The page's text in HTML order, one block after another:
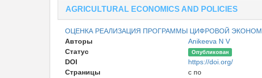
AGRICULTURAL ECONOMICS AND POLICIES
ОЦЕНКА РЕАЛИЗАЦИЯ ПРОГРАММЫ ЦИФРОВОЙ
Авторы
Anikeeva N V
Статус
Опубликован
DOI
https://doi.org/
Страницы
с по